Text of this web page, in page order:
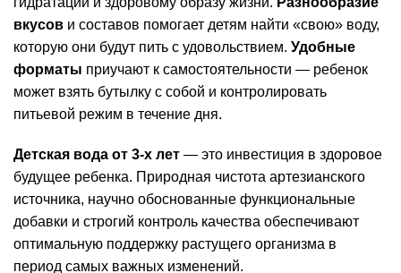
вкусов и составов помогает детям найти «свою» воду,
которую они будут пить с удовольствием. Удобные
форматы приучают к самостоятельности — ребенок
может взять бутылку с собой и контролировать
питьевой режим в течение дня.
Детская вода от 3-х лет — это инвестиция в здоровое
будущее ребенка. Природная чистота артезианского
источника, научно обоснованные функциональные
добавки и строгий контроль качества обеспечивают
оптимальную поддержку растущего организма в
период самых важных изменений.